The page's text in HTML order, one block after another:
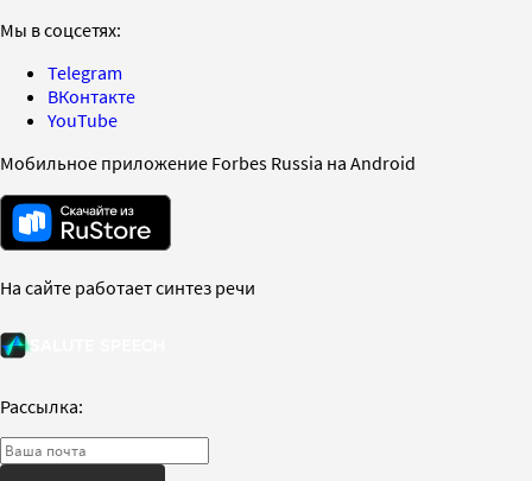
Мы в соцсетях:
Telegram
ВКонтакте
YouTube
Мобильное приложение Forbes Russia на Android
На сайте работает синтез речи
Рассылка: